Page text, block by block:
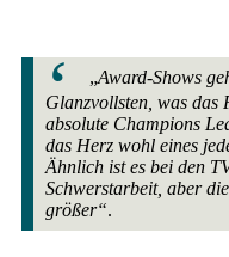
„Award-Shows
Glanzvollsten, was das
absolute Champions
das Herz wohl eines
Ähnlich ist es bei den
Schwerstarbeit, aber
größer“.